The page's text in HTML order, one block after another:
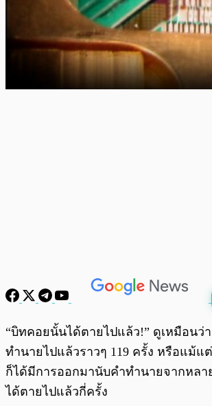
พร้อมเล่น
“บิทคอยนั้นได้ตายไปแล้ว!” ดูเหมือนว่
ทำนายไปแล้วราวๆ 119 ครั้ง หรือแม้แ
ก็ได้มีการออกมานับคำทำนายจากหลา
ได้ตายไปแล้วกี่ครั้ง